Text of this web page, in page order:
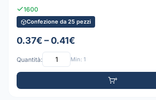
1600
Confezione da 25 pezzi
0.37€ – 0.41€
Quantità: Min: 1